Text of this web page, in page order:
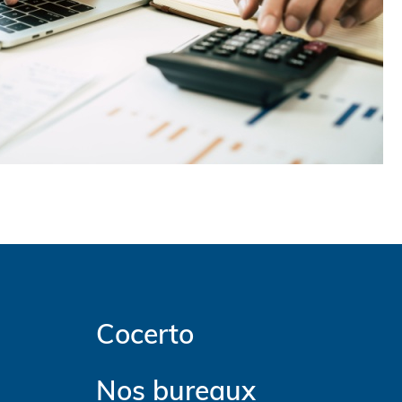
Cocerto
Nos bureaux